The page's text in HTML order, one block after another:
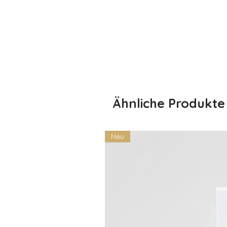
die maximalen Komfort und ein
und nachhaltige
Ähnliche Produkte
Neu